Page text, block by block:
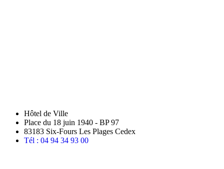
Hôtel de Ville
Place du 18 juin 1940 - BP 97
83183 Six-Fours Les Plages Cedex
Tél : 04 94 34 93 00